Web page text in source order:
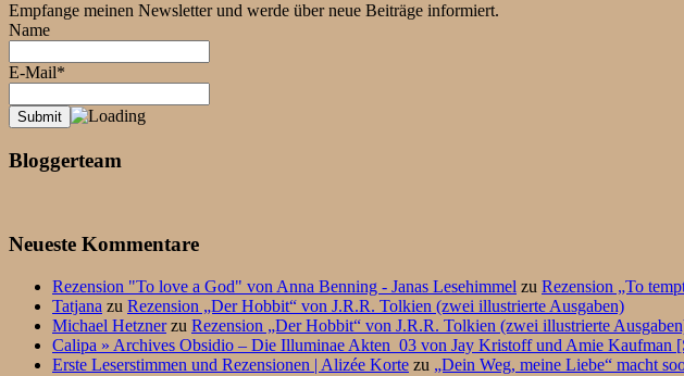
Empfange meinen Newsletter und werde über neue Beiträge informiert.
Name
E-Mail*
Bloggerteam
Neueste Kommentare
Rezension "To love a God" von Anna Benning - Janas Lesehimmel zu Rezension „To
Tatjana zu Rezension „Der Hobbit“ von J.R.R. Tolkien (zwei illustrierte Ausgaben)
Michael Hetznerzu Rezension „Der Hobbit“ von J.R.R. Tolkien (zwei illustrierte
Calipa » Archives Obsidio – Die Illuminae Akten_03 von Jay Kristoff und Amie Kaufman
Erste Leserstimmen und Rezensionen | Alizée Korte zu „Dein Weg, meine Liebe“ macht